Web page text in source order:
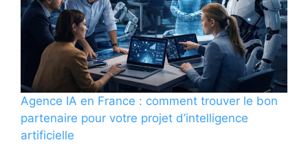
Agence IA en France : comment trouver le bon
partenaire pour votre projet d’intelligence
artificielle